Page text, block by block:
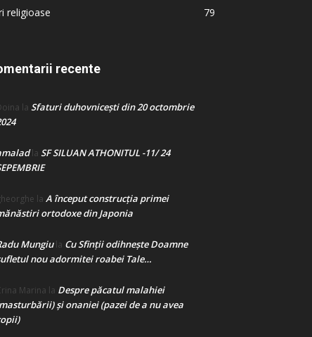
religioase
79
recente
la Sfaturi duhovnicești din 20 octombrie
la SF SILUAN ATHONITUL -11/ 24
la A început construcţia primei
ortodoxe din Japonia
Mungiula Cu Sfinții odihnește Doamne
nou adormitei roabei Tale…
Marina la Despre păcatul malahiei
şi onaniei (pazei de a nu avea